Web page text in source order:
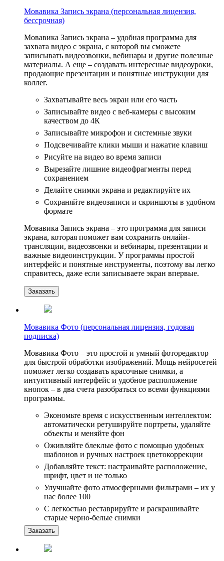
Мовавика Запись экрана (персональная лицензия,
бессрочная)
Мовавика Запись экрана – удобная программа для
захвата видео с экрана, с которой вы сможете
записывать видеозвонки, вебинары и другие полезные
материалы. А еще – создавать интересные видеоуроки,
продающие презентации и понятные инструкции для
коллег.
Захватывайте весь экран или его часть
Записывайте видео с веб-камеры с высоким
качеством до 4К
Записывайте микрофон и системные звуки
Подсвечивайте клики мыши и нажатие клавиш
Рисуйте на видео во время записи
Вырезайте лишние видеофрагменты перед
сохранением
Делайте снимки экрана и редактируйте их
Сохраняйте видеозаписи и скриншоты в удобном
формате
Мовавика Запись экрана – это программа для записи
экрана, которая поможет вам сохранить онлайн-
трансляции, видеозвонки и вебинары, презентации и
важные видеоинструкции. У программы простой
интерфейс и понятные инструменты, поэтому вы легко
справитесь, даже если записываете экран впервые.
Заказать
Мовавика Фото (персональная лицензия, годовая
подписка)
Мовавика Фото – это простой и умный фоторедактор
для быстрой обработки изображений. Мощь нейросетей
поможет легко создавать красочные снимки, а
интуитивный интерфейс и удобное расположение
кнопок – в два счета разобраться со всеми функциями
программы.
Экономьте время с искусственным интеллектом:
автоматически ретушируйте портреты, удаляйте
объекты и меняйте фон
Оживляйте блеклые фото с помощью удобных
шаблонов и ручных настроек цветокоррекции
Добавляйте текст: настраивайте расположение,
шрифт, цвет и не только
Улучшайте фото атмосферными фильтрами – их у
нас более 100
С легкостью реставрируйте и раскрашивайте
старые черно-белые снимки
Заказать